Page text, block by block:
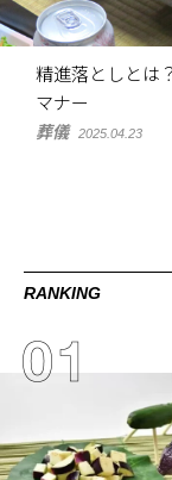
精進落としとは
マナー
葬儀 2025.04.23
RANKING